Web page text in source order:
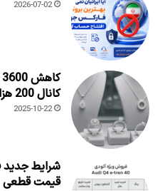
2026-07-02
کانال 200 هزار تومانی را از دست داد
2025-10-22
قیمت قطعی